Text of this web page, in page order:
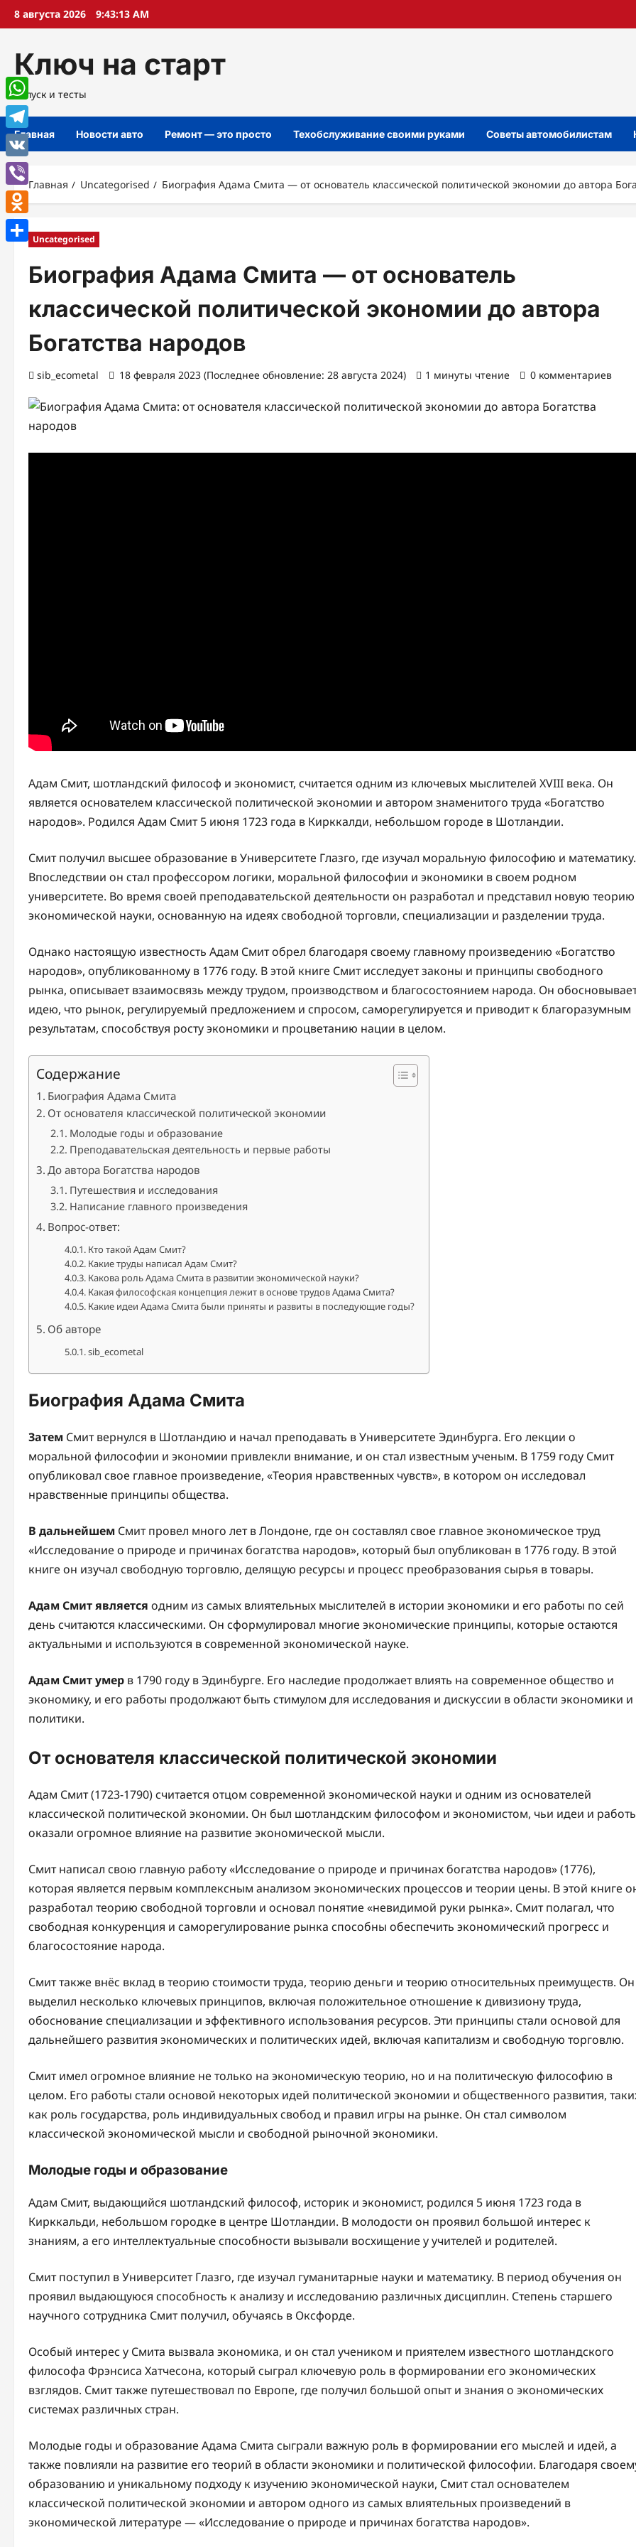
Перейти
8 августа 2026 9:43:14 AM
Ключ на старт
Запуск и тесты
Главная Новости авто Ремонт — это просто Техобслуживание своими руками Советы автомобилистам
Главная Uncategorised Биография Адама Смита — от основатель классической политической экономии до автора
Uncategorised
Биография Адама Смита — от основатель
классической политической экономии до автора
Богатства народов
sib_ecometal 18 февраля 2023 (Последнее обновление: 28 августа 2024) 1 минуты чтение 0 комментариев
Адам Смит, шотландский философ и экономист, считается одним из ключевых мыслителей XVIII века. Он
является основателем классической политической экономии и автором знаменитого труда «Богатство
народов». Родился Адам Смит 5 июня 1723 года в Кирккалди, небольшом городе в Шотландии.
Смит получил высшее образование в Университете Глазго, где изучал моральную философию и математику.
Впоследствии он стал профессором логики, моральной философии и экономики в своем родном
университете. Во время своей преподавательской деятельности он разработал и представил новую теорию
экономической науки, основанную на идеях свободной торговли, специализации и разделении труда.
Однако настоящую известность Адам Смит обрел благодаря своему главному произведению «Богатство
народов», опубликованному в 1776 году. В этой книге Смит исследует законы и принципы свободного
рынка, описывает взаимосвязь между трудом, производством и благосостоянием народа. Он
идею, что рынок, регулируемый предложением и спросом, саморегулируется и приводит к благоразумным
результатам, способствуя росту экономики и процветанию нации в целом.
Содержание
Биография Адама Смита
От основателя классической политической экономии
Молодые годы и образование
Преподавательская деятельность и первые работы
До автора Богатства народов
Путешествия и исследования
Написание главного произведения
Вопрос-ответ:
Кто такой Адам Смит?
Какие труды написал Адам Смит?
Какова роль Адама Смита в развитии экономической науки?
Какая философская концепция лежит в основе трудов Адама Смита?
Какие идеи Адама Смита были приняты и развиты в последующие годы?
Об авторе
sib_ecometal
Биография Адама Смита
Затем Смит вернулся в Шотландию и начал преподавать в Университете Эдинбурга. Его лекции о
моральной философии и экономии привлекли внимание, и он стал известным ученым. В 1759 году Смит
опубликовал свое главное произведение, «Теория нравственных чувств», в котором он исследовал
нравственные принципы общества.
В дальнейшем Смит провел много лет в Лондоне, где он составлял свое главное экономическое труд
«Исследование о природе и причинах богатства народов», который был опубликован в 1776 году. В этой
книге он изучал свободную торговлю, делящую ресурсы и процесс преобразования сырья в товары.
Адам Смит является одним из самых влиятельных мыслителей в истории экономики и его работы по сей
день считаются классическими. Он сформулировал многие экономические принципы, которые остаются
актуальными и используются в современной экономической науке.
Адам Смит умер в 1790 году в Эдинбурге. Его наследие продолжает влиять на современное общество и
экономику, и его работы продолжают быть стимулом для исследования и дискуссии в области экономики и
политики.
От основателя классической политической экономии
Адам Смит (1723-1790) считается отцом современной экономической науки и одним из основателей
классической политической экономии. Он был шотландским философом и экономистом, чьи идеи и
оказали огромное влияние на развитие экономической мысли.
Смит написал свою главную работу «Исследование о природе и причинах богатства народов» (1776),
которая является первым комплексным анализом экономических процессов и теории цены. В этой книге
разработал теорию свободной торговли и основал понятие «невидимой руки рынка». Смит полагал, что
свободная конкуренция и саморегулирование рынка способны обеспечить экономический прогресс и
благосостояние народа.
Смит также внёс вклад в теорию стоимости труда, теорию деньги и теорию относительных преимуществ. Он
выделил несколько ключевых принципов, включая положительное отношение к дивизиону труда,
обоснование специализации и эффективного использования ресурсов. Эти принципы стали основой для
дальнейшего развития экономических и политических идей, включая капитализм и свободную торговлю.
Смит имел огромное влияние не только на экономическую теорию, но и на политическую философию в
целом. Его работы стали основой некоторых идей политической экономии и общественного развития,
как роль государства, роль индивидуальных свобод и правил игры на рынке. Он стал символом
классической экономической мысли и свободной рыночной экономики.
Молодые годы и образование
Адам Смит, выдающийся шотландский философ, историк и экономист, родился 5 июня 1723 года в
Кирккальди, небольшом городке в центре Шотландии. В молодости он проявил большой интерес к
знаниям, а его интеллектуальные способности вызывали восхищение у учителей и родителей.
Смит поступил в Университет Глазго, где изучал гуманитарные науки и математику. В период обучения он
проявил выдающуюся способность к анализу и исследованию различных дисциплин. Степень старшего
научного сотрудника Смит получил, обучаясь в Оксфорде.
Особый интерес у Смита вызвала экономика, и он стал учеником и приятелем известного шотландского
философа Фрэнсиса Хатчесона, который сыграл ключевую роль в формировании его экономических
взглядов. Смит также путешествовал по Европе, где получил большой опыт и знания о экономических
системах различных стран.
Молодые годы и образование Адама Смита сыграли важную роль в формировании его мыслей и идей, а
также повлияли на развитие его теорий в области экономики и политической философии. Благодаря
образованию и уникальному подходу к изучению экономической науки, Смит стал основателем
классической политической экономии и автором одного из самых влиятельных произведений в
экономической литературе — «Исследование о природе и причинах богатства народов».
WhatsApp
Telegram
VK
Viber
Odnoklassniki